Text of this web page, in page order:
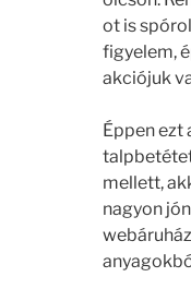
ot is
figyelem,
akciójuk
Éppen ezt
mellett,
nagyon